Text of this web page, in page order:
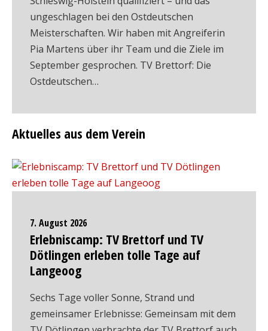
ungeschlagen bei den Ostdeutschen
Meisterschaften. Wir haben mit Angreiferin
Pia Martens über ihr Team und die Ziele im
September gesprochen. TV Brettorf: Die
Ostdeutschen…
Aktuelles aus dem Verein
7. August 2026
Erlebniscamp: TV Brettorf und TV
Dötlingen erleben tolle Tage auf
Langeoog
Sechs Tage voller Sonne, Strand und
gemeinsamer Erlebnisse: Gemeinsam mit dem